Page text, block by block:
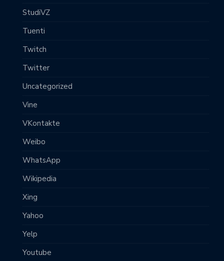
StudiVZ
Tuenti
Twitch
Twitter
Uncategorized
Vine
VKontakte
Weibo
WhatsApp
Wikipedia
Xing
Yahoo
Yelp
Youtube